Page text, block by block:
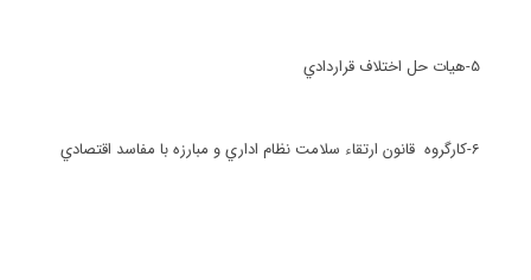
5-هيات حل اختلاف قراردادي
6-كارگروه قانون ارتقاء سلامت نظام اداري و مبارزه با مفاسد اقتصادي